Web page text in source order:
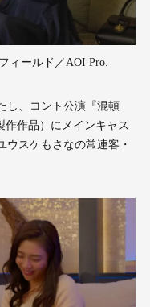
ールド／AOI Pro.
し、コント公演『混頓
作作品）にメインキャス
ウスケもさなの常連客・